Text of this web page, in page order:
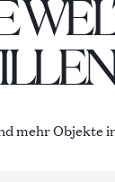
mehr Objekte